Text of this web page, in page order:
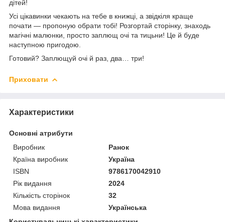
дітей!
Усі цікавинки чекають на тебе в книжці, а звідкіля краще
почати — пропоную обрати тобі! Розгортай сторінку, знаходь
магічні малюнки, просто заплющ очі та тицьни! Це й буде
наступною пригодою.
Готовий? Заплющуй очі й раз, два… три!
Приховати
Характеристики
Основні атрибути
Виробник
Ранок
Країна виробник
Україна
ISBN
9786170042910
Рік видання
2024
Кількість сторінок
32
Мова видання
Українська